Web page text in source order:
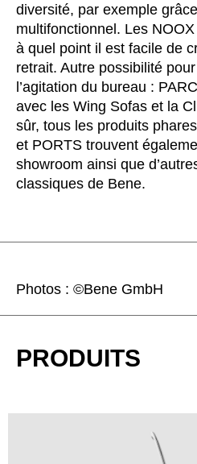
diversité, par exemple
multifonctionnel. Les
à quel point il est facile de
retrait. Autre possibilité pour
l’agitation du bureau :
avec les Wing Sofas et la
sûr, tous les produits
et PORTS trouvent
showroom ainsi que
classiques de Bene.
Photos : ©Bene GmbH
PRODUITS